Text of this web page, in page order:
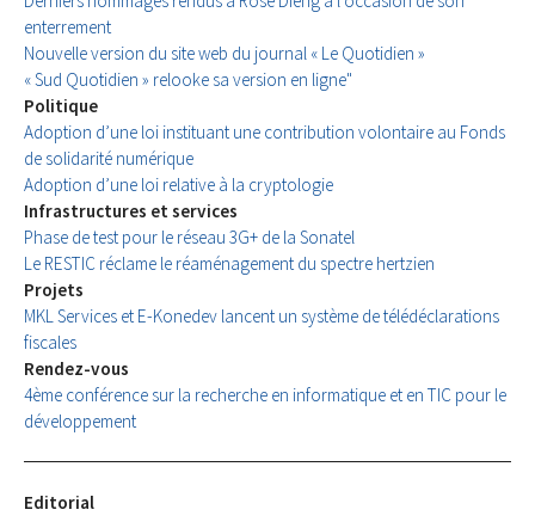
enterrement
Nouvelle version du site web du journal « Le Quotidien »
« Sud Quotidien » relooke sa version en ligne"
Politique
Adoption d’une loi instituant une contribution volontaire au Fonds
de solidarité numérique
Adoption d’une loi relative à la cryptologie
Infrastructures et services
Phase de test pour le réseau 3G+ de la Sonatel
Le RESTIC réclame le réaménagement du spectre hertzien
Projets
MKL Services et E-Konedev lancent un système de télédéclarations
fiscales
Rendez-vous
4ème conférence sur la recherche en informatique et en TIC pour le
développement
Editorial